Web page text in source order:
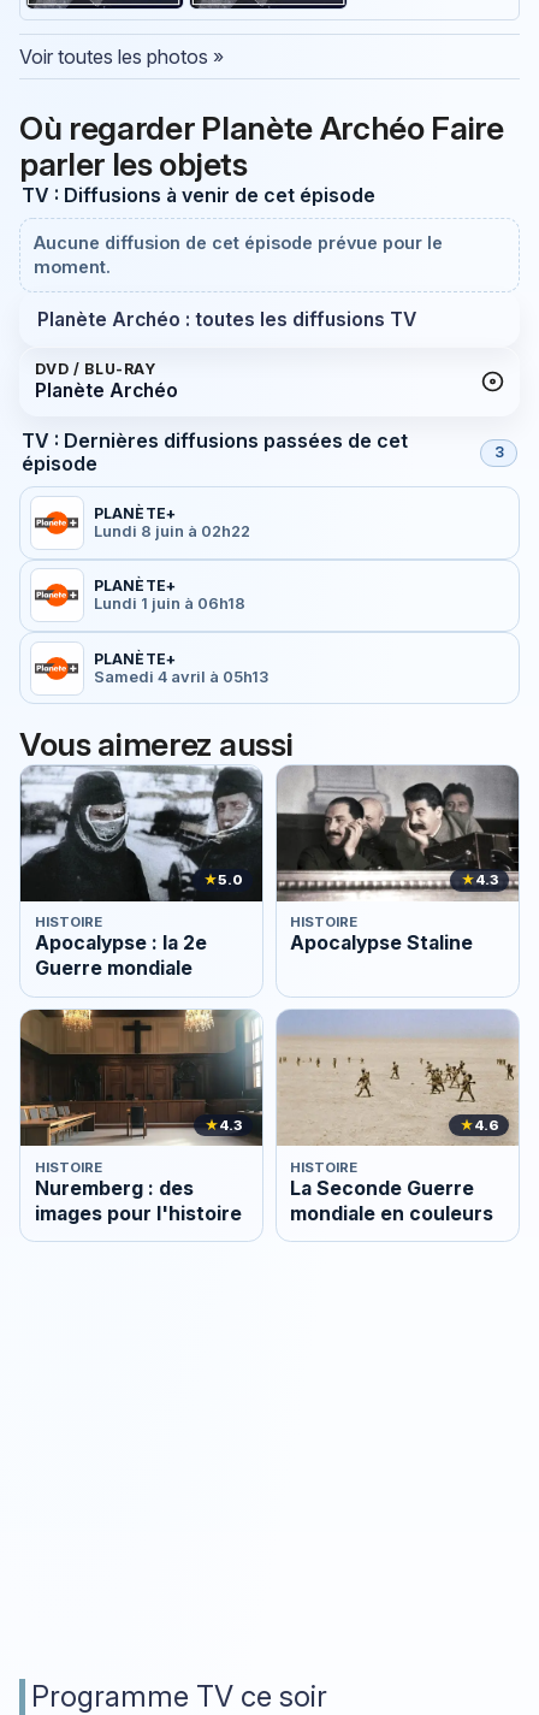
Voir toutes les photos »
Où regarder Planète Archéo Faire
parler les objets
TV : Diffusions à venir de cet épisode
Aucune diffusion de cet épisode prévue pour le
moment.
Planète Archéo : toutes les diffusions TV
DVD / BLU-RAY
Planète Archéo
TV : Dernières diffusions passées de cet
épisode
3
PLANÈTE+
Lundi 8 juin à 02h22
PLANÈTE+
Lundi 1 juin à 06h18
PLANÈTE+
Samedi 4 avril à 05h13
Vous aimerez aussi
★5.0
HISTOIRE
Apocalypse : la 2e
Guerre mondiale
★4.3
HISTOIRE
Apocalypse Staline
★4.3
HISTOIRE
Nuremberg : des
images pour l'histoire
★4.6
HISTOIRE
La Seconde Guerre
mondiale en couleurs
Programme TV ce soir